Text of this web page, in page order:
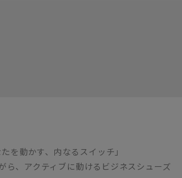
たを動かす、内なるスイッチ」
ら、アクティブに動けるビジネスシューズ